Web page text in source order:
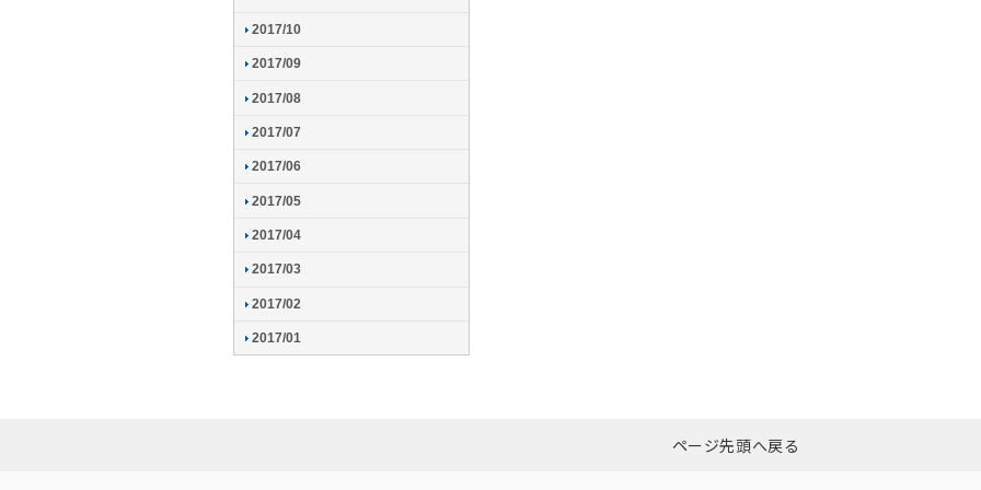
2017/10
2017/09
2017/08
2017/07
2017/06
2017/05
2017/04
2017/03
2017/02
2017/01
ページ先頭へ戻る